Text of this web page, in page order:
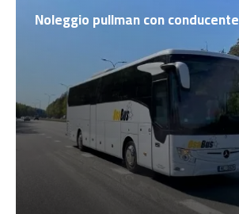
Noleggio pullman con conducente